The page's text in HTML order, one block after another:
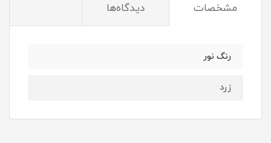
مشخصات دیدگاه‌ها
رنگ نور
زرد